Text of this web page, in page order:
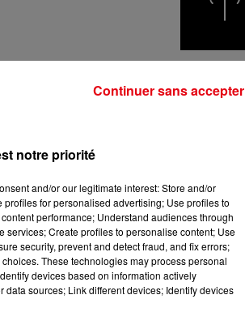
Bélier
Cancer
notre priorité
and/or our legitimate interest: Store and/or
for personalised advertising; Use profiles to
performance; Understand audiences through
services; Create profiles to personalise content; Use
security, prevent and detect fraud, and fix errors;
These technologies may process personal
devices based on information actively
sources; Link different devices; Identify devices
Continuer sans accepter